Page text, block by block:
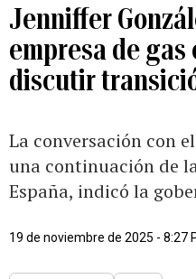
Jenniffer
empresa de
discutir
La conversación con
una continuación de
España, indicó la
19 de noviembre de 2025 - 8:27